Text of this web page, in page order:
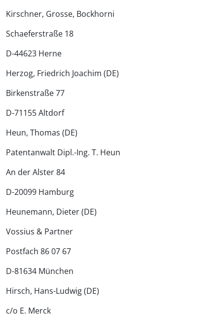
Kirschner, Grosse, Bockhorni
Schaeferstraße 18
D-44623 Herne
Herzog, Friedrich Joachim (DE)
Birkenstraße 77
D-71155 Altdorf
Heun, Thomas (DE)
Patentanwalt Dipl.-Ing. T. Heun
An der Alster 84
D-20099 Hamburg
Heunemann, Dieter (DE)
Vossius & Partner
Postfach 86 07 67
D-81634 München
Hirsch, Hans-Ludwig (DE)
c/o E. Merck